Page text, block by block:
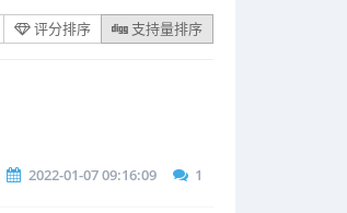
评分排序 支持量排序
2022-01-07 09:16:09 1